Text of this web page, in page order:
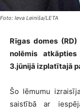
Foto: Ieva Leiniša/LETA
Rīgas domes
nolēmis
3.jūnijā izplatītajā
Šo lēmumu
saistībā ar